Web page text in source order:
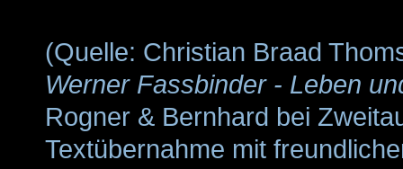
(Quelle: Christian Braad
Werner Fassbinder - Leben
Rogner & Bernhard bei
Textübernahme mit